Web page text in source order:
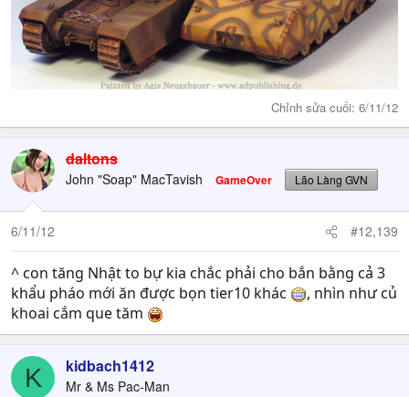
Chỉnh sửa cuối: 6/11/12
daltons
John "Soap" MacTavish GameOver Lão Làng GVN
6/11/12 #12,139
^ con tăng Nhật to bự kia chắc phải cho bắn bằng cả 3
khẩu pháo mới ăn được bọn tier10 khác
, nhìn như củ
khoai cắm que tăm
K kidbach1412
Mr & Ms Pac-Man